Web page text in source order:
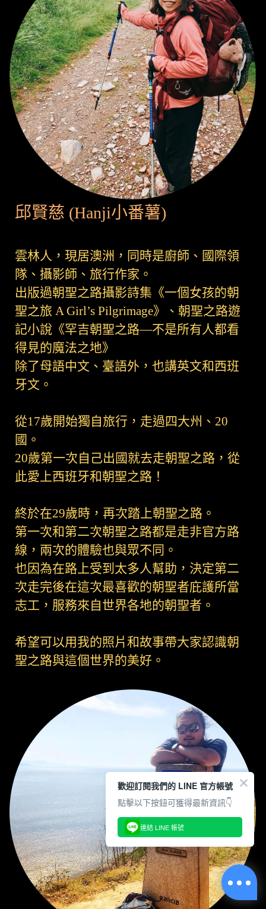
邱賢慈 (Hanji小番薯)
雲林人，現居澳洲，同時是廚師、國際領
隊、攝影師、旅行作家。
出版過朝聖之路攝影詩集《一個女孩的朝
聖之旅 A Girl’s Pilgrimage》、朝聖之路遊
記小說《罕吉朝聖之路—不是所有人都看
得見的魔法之地》
除了母語中文、臺語外，也講英文和西班
牙文。
從17歲開始獨自旅行，走過四大州、20
國。
20歲第一次自己出國就去走朝聖之路，從
此愛上西班牙和朝聖之路！
終於在29歲時，再次踏上朝聖之路。
第一次和第二次朝聖之路都是走非官方路
線，兩次的體驗也與眾不同。
也因為在路上受到太多人幫助，決定第二
次走完後在這次最喜歡的朝聖者庇護所當
志工，服務來自世界各地的朝聖者。
希望可以用我的照片和故事帶大家認識朝
聖之路與這個世界的美好。
歡迎訂閱我們的 LINE 官方帳號
點擊以下按鈕可獲得最新資訊👇
連結 LINE 帳號